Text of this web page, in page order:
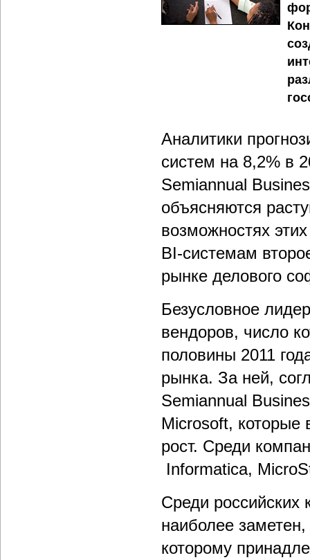
Аналитики
систем на 8,2% в
Semiannual
объясняются
возможностях
BI-системам
рынке делового
Безусловное
вендоров, число
половины 2011
рынка. За ней,
Semiannual
Microsoft, которые
рост. Среди
Informatica,
Среди российских
наиболее
которому